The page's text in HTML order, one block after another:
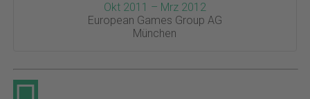
Okt 2011 – Mrz 2012
European Games Group AG
München